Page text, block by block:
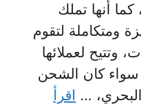
كما أنها تملك
ومتكاملة لتقوم
وتتيح لعملائها
سواء كان الشحن
… اقرأ